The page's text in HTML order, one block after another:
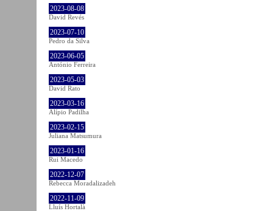
2023-08-08
David Revés
2023-07-10
Pedro da Silva
2023-06-05
António Ferreira
2023-05-03
David Rato
2023-03-16
Alípio Padilha
2023-02-15
Juliana Matsumura
2023-01-16
Rui Macedo
2022-12-07
Rebecca Moradalizadeh
2022-11-09
Lluís Hortalà